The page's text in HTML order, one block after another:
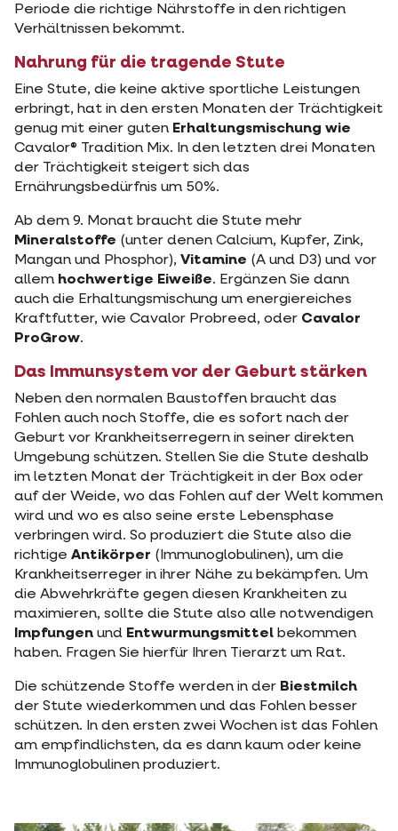
Periode die richtige Nährstoffe in den richtigen
Verhältnissen bekommt.
Nahrung für die tragende Stute
Eine Stute, die keine aktive sportliche Leistungen
erbringt, hat in den ersten Monaten der Trächtigkeit
genug mit einer guten Erhaltungsmischung wie
Cavalor® Tradition Mix. In den letzten drei Monaten
der Trächtigkeit steigert sich das
Ernährungsbedürfnis um 50%.
Ab dem 9. Monat braucht die Stute mehr
Mineralstoffe (unter denen Calcium, Kupfer, Zink,
Mangan und Phosphor), Vitamine (A und D3) und vor
allem hochwertige Eiweiße. Ergänzen Sie dann
auch die Erhaltungsmischung um energiereiches
Kraftfutter, wie Cavalor Probreed, oder Cavalor
ProGrow.
Das Immunsystem vor der Geburt stärken
Neben den normalen Baustoffen braucht das
Fohlen auch noch Stoffe, die es sofort nach der
Geburt vor Krankheitserregern in seiner direkten
Umgebung schützen. Stellen Sie die Stute deshalb
im letzten Monat der Trächtigkeit in der Box oder
auf der Weide, wo das Fohlen auf der Welt kommen
wird und wo es also seine erste Lebensphase
verbringen wird. So produziert die Stute also die
richtige Antikörper (Immunoglobulinen), um die
Krankheitserreger in ihrer Nähe zu bekämpfen. Um
die Abwehrkräfte gegen diesen Krankheiten zu
maximieren, sollte die Stute also alle notwendigen
Impfungen und Entwurmungsmittel bekommen
haben. Fragen Sie hierfür Ihren Tierarzt um Rat.
Die schützende Stoffe werden in der Biestmilch
der Stute wiederkommen und das Fohlen besser
schützen. In den ersten zwei Wochen ist das Fohlen
am empfindlichsten, da es dann kaum oder keine
Immunoglobulinen produziert.